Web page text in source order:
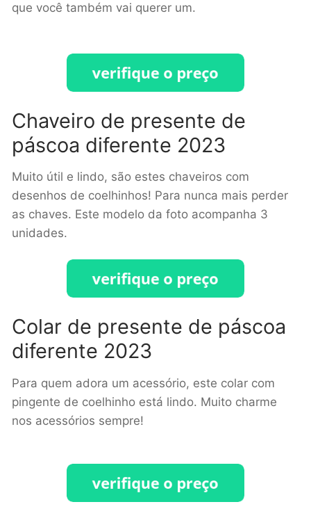
que você também vai querer um.
Chaveiro de presente de
páscoa diferente 2023
Muito útil e lindo, são estes chaveiros com
desenhos de coelhinhos! Para nunca mais perder
as chaves. Este modelo da foto acompanha 3
unidades.
Colar de presente de páscoa
diferente 2023
Para quem adora um acessório, este colar com
pingente de coelhinho está lindo. Muito charme
nos acessórios sempre!